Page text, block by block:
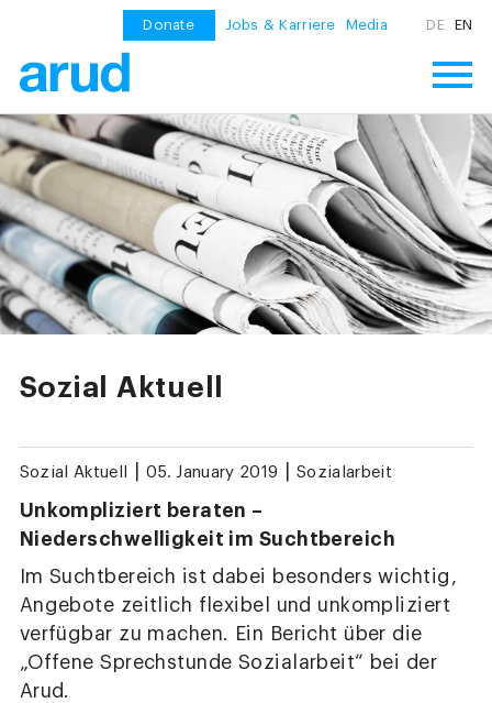
Donate Jobs & Karriere Media DE EN
Sozial Aktuell
Sozial Aktuell 05. January 2019 Sozialarbeit
Unkompliziert beraten –
Niederschwelligkeit im Suchtbereich
Im Suchtbereich ist dabei besonders wichtig,
Angebote zeitlich flexibel und unkompliziert
verfügbar zu machen. Ein Bericht über die
„Offene Sprechstunde Sozialarbeit“ bei der
Arud.